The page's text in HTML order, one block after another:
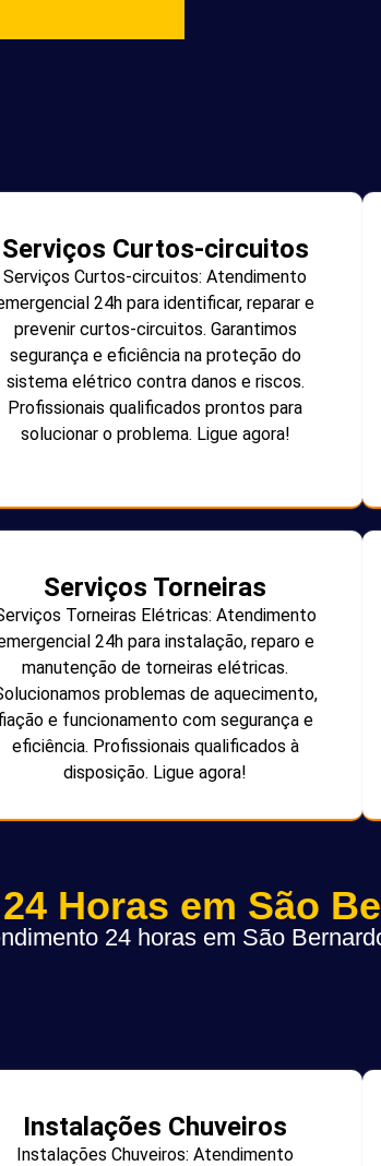
Serviços Curtos-circuitos
Serviços Curtos-circuitos: Atendimento
24h para identificar, reparar e
prevenir curtos-circuitos. Garantimos
segurança e eficiência na proteção do
sistema elétrico contra danos e riscos.
Profissionais qualificados prontos para
solucionar o problema. Ligue agora!
Serviços Torneiras
Torneiras Elétricas: Atendimento
24h para instalação, reparo e
manutenção de torneiras elétricas.
problemas de aquecimento,
e funcionamento com segurança e
eficiência. Profissionais qualificados à
disposição. Ligue agora!
Horas em São
24 horas em São
Instalações Chuveiros
Instalações Chuveiros: Atendimento